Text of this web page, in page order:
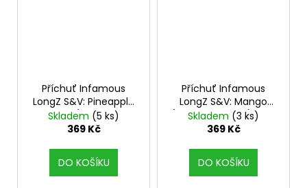
Příchuť Infamous
LongZ S&V: Pineapple
Mango (Osvěžující
mango a ananas)
Skladem (5 ks)
369 Kč
DO KOŠÍKU
Příchuť Infamous
LongZ S&V: Mango
(Ledové mango) 10ml
Skladem (3 ks)
369 Kč
DO KOŠÍKU